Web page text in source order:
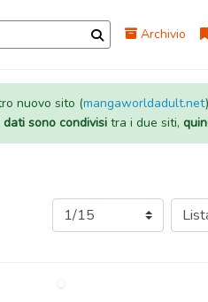
Archivio
nuovo sito (mangaworldadult.net
sono condivisitra i due siti,